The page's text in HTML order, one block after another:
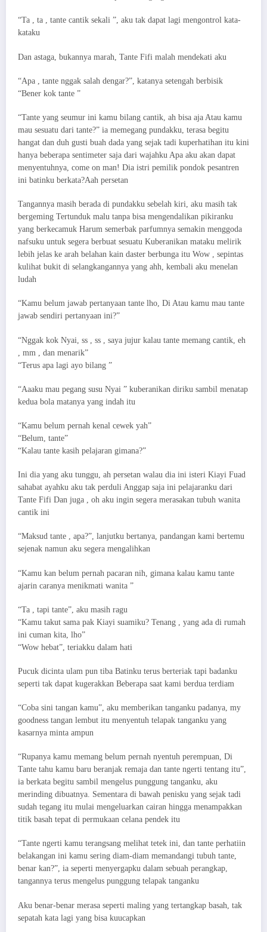
“Ta , ta , tante cantik sekali ”, aku tak dapat lagi mengontrol kata-
kataku
Dan astaga, bukannya marah, Tante Fifi malah mendekati aku
“Apa , tante nggak salah dengar?”, katanya setengah berbisik
“Bener kok tante ”
“Tante yang seumur ini kamu bilang cantik, ah bisa aja Atau kamu
mau sesuatu dari tante?” ia memegang pundakku, terasa begitu
hangat dan duh gusti buah dada yang sejak tadi kuperhatihan itu kini
hanya beberapa sentimeter saja dari wajahku Apa aku akan dapat
menyentuhnya, come on man! Dia istri pemilik pondok pesantren
ini batinku berkata?Aah persetan
Tangannya masih berada di pundakku sebelah kiri, aku masih tak
bergeming Tertunduk malu tanpa bisa mengendalikan pikiranku
yang berkecamuk Harum semerbak parfumnya semakin menggoda
nafsuku untuk segera berbuat sesuatu Kuberanikan mataku melirik
lebih jelas ke arah belahan kain daster berbunga itu Wow , sepintas
kulihat bukit di selangkangannya yang ahh, kembali aku menelan
ludah
“Kamu belum jawab pertanyaan tante lho, Di Atau kamu mau tante
jawab sendiri pertanyaan ini?”
“Nggak kok Nyai, ss , ss , saya jujur kalau tante memang cantik, eh
, mm , dan menarik”
“Terus apa lagi ayo bilang ”
“Aaaku mau pegang susu Nyai ” kuberanikan diriku sambil menatap
kedua bola matanya yang indah itu
“Kamu belum pernah kenal cewek yah”
“Belum, tante”
“Kalau tante kasih pelajaran gimana?”
Ini dia yang aku tunggu, ah persetan walau dia ini isteri Kiayi Fuad
sahabat ayahku aku tak perduli Anggap saja ini pelajaranku dari
Tante Fifi Dan juga , oh aku ingin segera merasakan tubuh wanita
cantik ini
“Maksud tante , apa?”, lanjutku bertanya, pandangan kami bertemu
sejenak namun aku segera mengalihkan
“Kamu kan belum pernah pacaran nih, gimana kalau kamu tante
ajarin caranya menikmati wanita ”
“Ta , tapi tante”, aku masih ragu
“Kamu takut sama pak Kiayi suamiku? Tenang , yang ada di rumah
ini cuman kita, lho”
“Wow hebat”, teriakku dalam hati
Pucuk dicinta ulam pun tiba Batinku terus berteriak tapi badanku
seperti tak dapat kugerakkan Beberapa saat kami berdua terdiam
“Coba sini tangan kamu”, aku memberikan tanganku padanya, my
goodness tangan lembut itu menyentuh telapak tanganku yang
kasarnya minta ampun
“Rupanya kamu memang belum pernah nyentuh perempuan, Di
Tante tahu kamu baru beranjak remaja dan tante ngerti tentang itu”,
ia berkata begitu sambil mengelus punggung tanganku, aku
merinding dibuatnya. Sementara di bawah penisku yang sejak tadi
sudah tegang itu mulai mengeluarkan cairan hingga menampakkan
titik basah tepat di permukaan celana pendek itu
“Tante ngerti kamu terangsang melihat tetek ini, dan tante perhatiin
belakangan ini kamu sering diam-diam memandangi tubuh tante,
benar kan?”, ia seperti menyergapku dalam sebuah perangkap,
tangannya terus mengelus punggung telapak tanganku
Aku benar-benar merasa seperti maling yang tertangkap basah, tak
sepatah kata lagi yang bisa kuucapkan